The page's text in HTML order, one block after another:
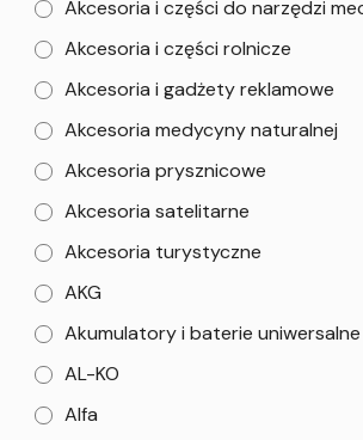
Akcesoria i części do narzędzi
Akcesoria i części rolnicze
Akcesoria i gadżety reklamowe
Akcesoria medycyny naturalnej
Akcesoria prysznicowe
Akcesoria satelitarne
Akcesoria turystyczne
AKG
Akumulatory i baterie uniwersalne
AL-KO
Alfa